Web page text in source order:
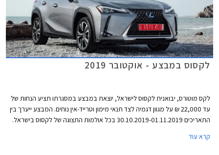
לקסוס במבצע - אוקטובר 2019
לקס מוטורס, יבואנית לקסוס לישראל, יוצאת במבצע במסגרתו תציע הנחות של
עד 22,000 ₪ על מגוון דגמיה לצד תנאי מימון וטרייד-אין נוחים. המבצע ייערך בין
התאריכים 30.10.2019-01.11.2019 בכל אולמות התצוגה של לקסוס בישראל.
קרא עוד